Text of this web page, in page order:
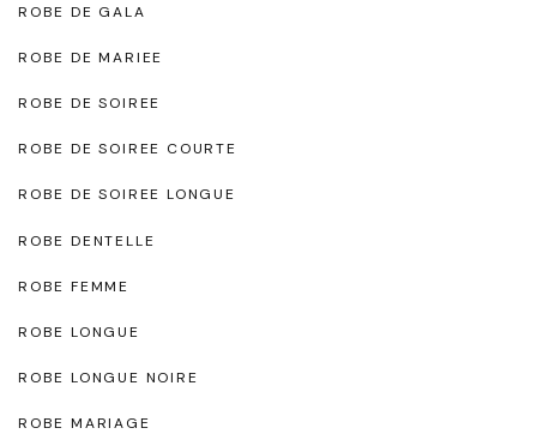
ROBE DE GALA
ROBE DE MARIEE
ROBE DE SOIREE
ROBE DE SOIREE COURTE
ROBE DE SOIREE LONGUE
ROBE DENTELLE
ROBE FEMME
ROBE LONGUE
ROBE LONGUE NOIRE
ROBE MARIAGE